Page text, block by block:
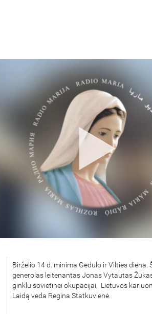
Birželio 14 d. minima Gedulo ir Vilties
generolas leitenantas Jonas Vytautas
ginklu sovietinei okupacijai, Lietuvos
Laidą veda Regina Statkuvienė.